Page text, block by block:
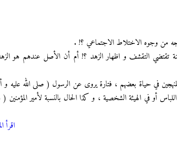
من وجوه الاختلاط الاجتماعي ؟! .
تقتضي التقشف و اظهار الزهد ؟! أم أن الأصل عندهم هو
في حياة بعضهم ، فتارة يروى عن الرسول ( صلى الله عليه و
أو في الهيئة الشخصية ، و كذا الحال بالنسبة لأمير المؤمنين (
اقرأ